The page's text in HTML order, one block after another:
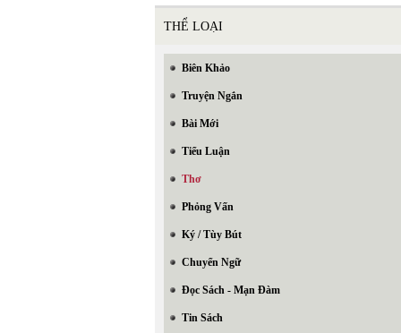
THỂ LOẠI
Biên Khảo
Truyện Ngắn
Bài Mới
Tiểu Luận
Thơ
Phỏng Vấn
Ký / Tùy Bút
Chuyển Ngữ
Đọc Sách - Mạn Đàm
Tin Sách